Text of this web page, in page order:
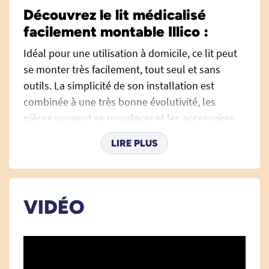
Découvrez le lit médicalisé
facilement montable Illico :
Idéal pour une utilisation à domicile, ce lit peut
se monter très facilement, tout seul et sans
outils. La simplicité de son installation est
combinée à une très bonne évolutivité, les
pièces peuvent se remplacer et les accessoires
être ajoutés rapidement.
Un lit médicalisé simple et confortable
Hauteur électrique variable
LIRE PLUS
VIDÉO